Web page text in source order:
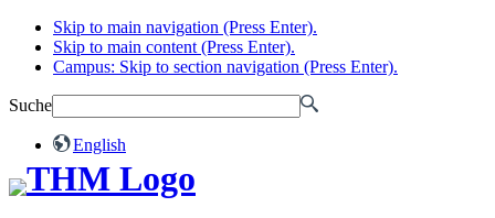
Skip to main navigation (Press Enter).
Skip to main content (Press Enter).
Campus: Skip to section navigation (Press Enter).
Suche
English